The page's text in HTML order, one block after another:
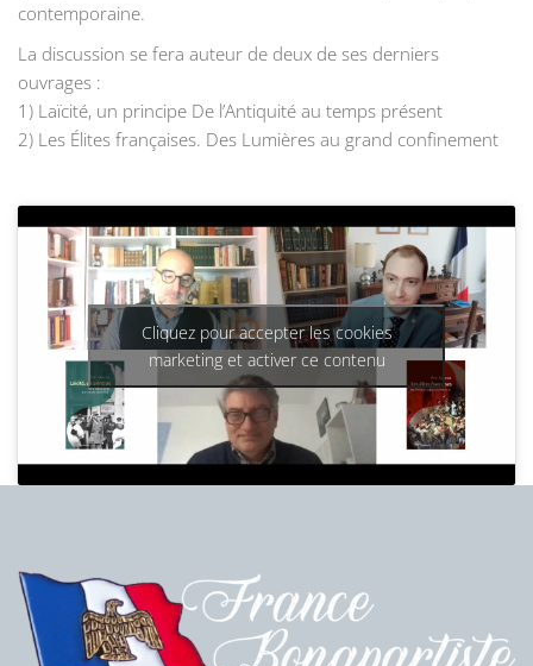
contemporaine.
La discussion se fera auteur de deux de ses derniers
ouvrages :
1) Laïcité, un principe De l’Antiquité au temps présent
2) Les Élites françaises. Des Lumières au grand confinement
Cliquez pour accepter les cookies
marketing et activer ce contenu